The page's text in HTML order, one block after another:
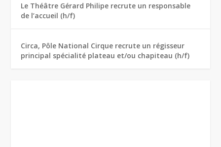
Le Théâtre Gérard Philipe recrute un responsable
de l’accueil (h/f)
Circa, Pôle National Cirque recrute un régisseur
principal spécialité plateau et/ou chapiteau (h/f)